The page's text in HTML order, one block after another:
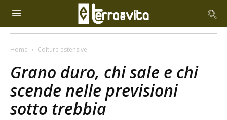
Home Colture estensive
Grano duro, chi sale e chi
scende nelle previsioni
sotto trebbia